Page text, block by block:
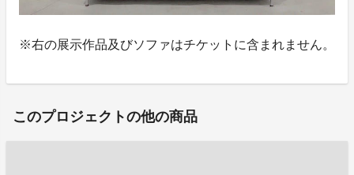
※右の展示作品及びソファはチケットに含まれません。
このプロジェクトの他の商品